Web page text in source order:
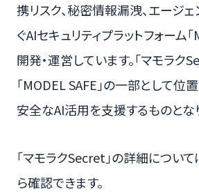
携リスク、秘密情報漏洩、エージ
ぐAIセキュリティプラットフォーム
開発・運営しています。「マモラク
「MODEL SAFE」の一部として位
安全なAI活用を支援するものとな
「マモラクSecret」の詳細につい
ら確認できます。